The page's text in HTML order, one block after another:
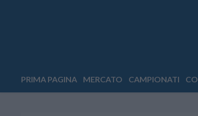
PRIMA PAGINA MERCATO CAMPIONATI